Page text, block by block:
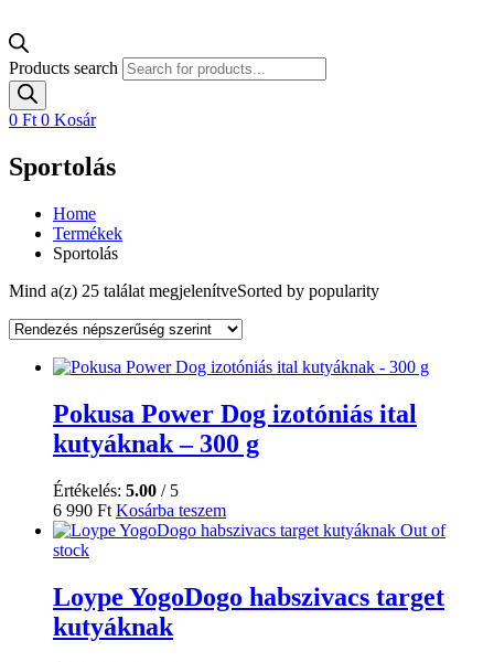
Products search
0 Ft 0 Kosár
Sportolás
Home
Termékek
Sportolás
Mind a(z) 25 találat megjelenítveSorted by popularity
Pokusa Power Dog izotóniás ital
kutyáknak – 300 g
Értékelés: 5.00 / 5
6 990 Ft Kosárba teszem
Out of
stock
Loype YogoDogo habszivacs target
kutyáknak